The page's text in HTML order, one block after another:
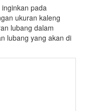
pada
ukuran kaleng
lubang dalam
lubang yang akan di